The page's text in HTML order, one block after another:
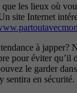
les lieux où
site Internet
à japper?
pour éviter qu’il
le garder
sentira en sécurité.